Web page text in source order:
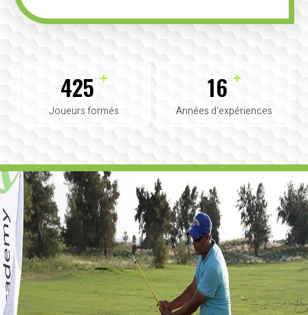
425 +
Joueurs formés
16 +
Années d'expériences